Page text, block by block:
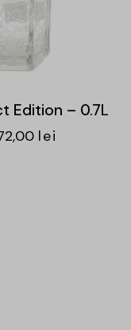
Edition – 0.7L
lei